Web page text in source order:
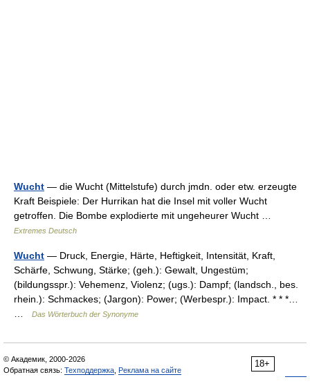
Wucht — die Wucht (Mittelstufe) durch jmdn. oder etw. erzeugte
Kraft Beispiele: Der Hurrikan hat die Insel mit voller Wucht
getroffen. Die Bombe explodierte mit ungeheurer Wucht …
Extremes Deutsch
Wucht — Druck, Energie, Härte, Heftigkeit, Intensität, Kraft,
Schärfe, Schwung, Stärke; (geh.): Gewalt, Ungestüm;
(bildungsspr.): Vehemenz, Violenz; (ugs.): Dampf; (landsch., bes.
rhein.): Schmackes; (Jargon): Power; (Werbespr.): Impact. * * *…
Das Wörterbuch der Synonyme
18+
© Академик, 2000-2026
Обратная связь: Техподдержка Реклама на сайте